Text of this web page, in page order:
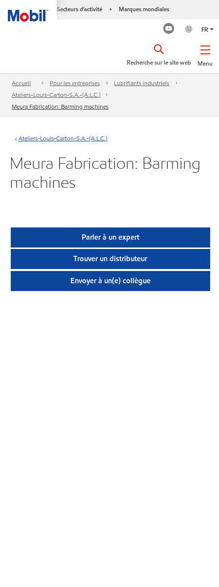
Secteurs d’activité • Marques mondiales
FR
Menu
Recherche sur le site web
Accueil Pour les entreprises
Lubrifiants industriels
Ateliers-Louis-Carton-S.A.-(A.L.C.)
Meura Fabrication: Barming machines
Ateliers-Louis-Carton-S.A.-(A.L.C.)
Meura Fabrication: Barming
machines
Parler à un expert
Trouver un distributeur
Envoyer à un(e) collègue